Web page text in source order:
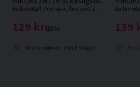
Av bimetall. För raka, fina snitt i t.ex. mjukt stål, aluminium, legeringar och plast
187 kr
129 kr
Skickas normalt inom 1-3 dagar
139